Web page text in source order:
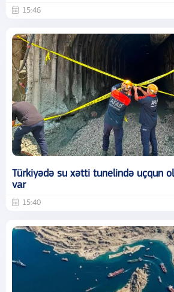
15:46
Türkiyədə su xətti tunelində uçqun
var
15:40